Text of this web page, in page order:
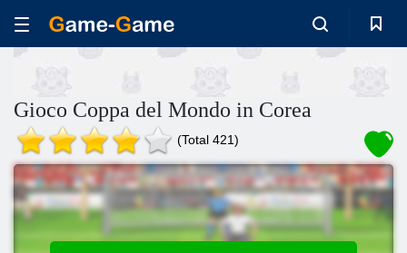
Gioco Coppa del Mondo in Corea
(Total 421)